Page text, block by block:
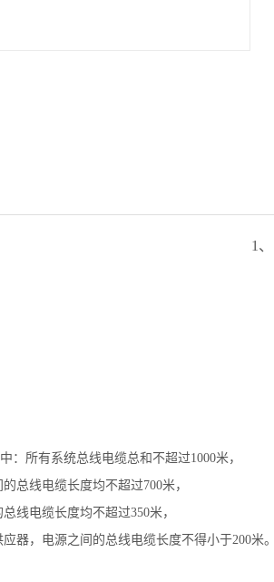
1
：所有系统总线电缆总和不超过1000米，
线电缆长度均不超过700米，
电缆长度均不超过350米，
，电源之间的总线电缆长度不得小于200米。